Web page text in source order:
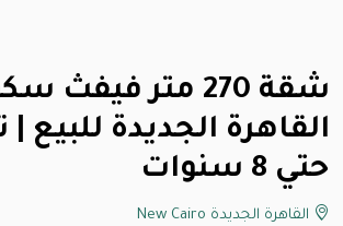
شقة 270 متر فيفث
القاهرة الجديدة
حتي 8 سنوات
القاهرة الجديدة New Cairo